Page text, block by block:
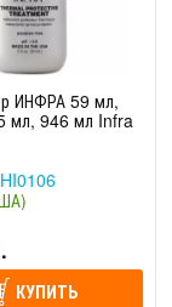
ИНФРА 59 мл,
мл, 946 мл Infra
КУПИТЬ